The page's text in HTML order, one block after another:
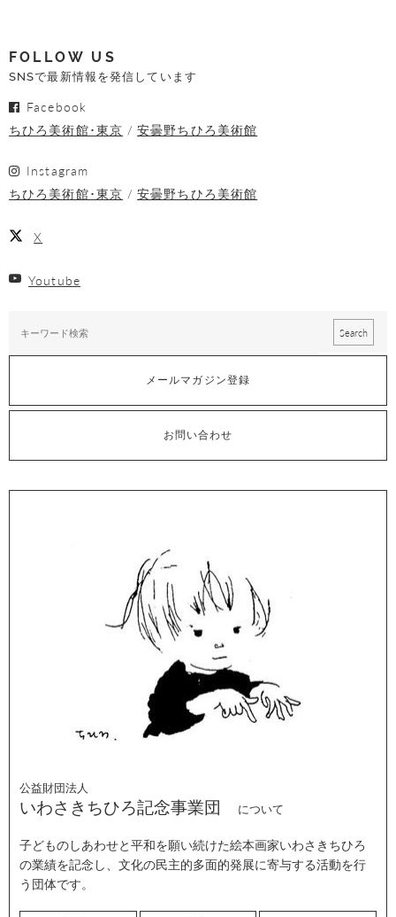
FOLLOW US
SNSで最新情報を発信しています
Facebook
ちひろ美術館･東京
安曇野ちひろ美術館
Instagram
ちひろ美術館･東京
安曇野ちひろ美術館
X
Youtube
メールマガジン登録
お問い合わせ
公益財団法人
いわさきちひろ記念事業団 について
子どものしあわせと平和を願い続けた絵本画家いわさきちひろ
の業績を記念し、文化の民主的多面的発展に寄与する活動を行
う団体です。